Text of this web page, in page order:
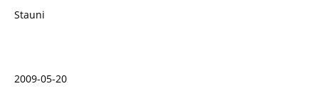
Stauni
2009-05-20